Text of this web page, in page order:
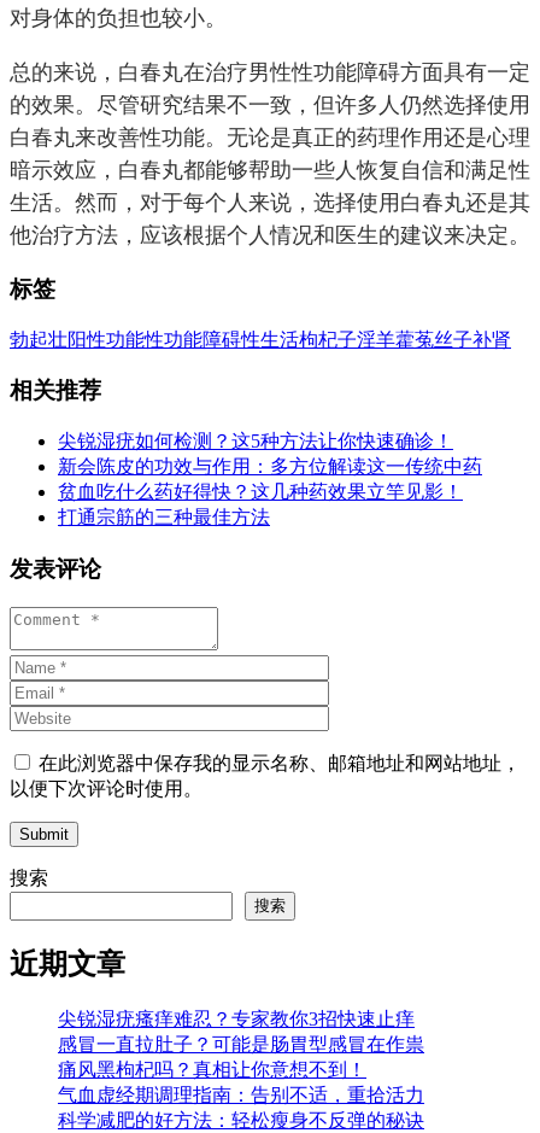
对身体的负担也较小。
总的来说，白春丸在治疗男性性功能障碍方面具有一定
的效果。尽管研究结果不一致，但许多人仍然选择使用
白春丸来改善性功能。无论是真正的药理作用还是心理
暗示效应，白春丸都能够帮助一些人恢复自信和满足性
生活。然而，对于每个人来说，选择使用白春丸还是其
他治疗方法，应该根据个人情况和医生的建议来决定。
标签
勃起壮阳性功能性功能障碍性生活枸杞子淫羊藿菟丝子补肾
相关推荐
尖锐湿疣如何检测？这5种方法让你快速确诊！
新会陈皮的功效与作用：多方位解读这一传统中药
贫血吃什么药好得快？这几种药效果立竿见影！
打通宗筋的三种最佳方法
发表评论
在此浏览器中保存我的显示名称、邮箱地址和网站地址，
以便下次评论时使用。
Submit
搜索
搜索
近期文章
尖锐湿疣瘙痒难忍？专家教你3招快速止痒
感冒一直拉肚子？可能是肠胃型感冒在作祟
痛风黑枸杞吗？真相让你意想不到！
气血虚经期调理指南：告别不适，重拾活力
科学减肥的好方法：轻松瘦身不反弹的秘诀